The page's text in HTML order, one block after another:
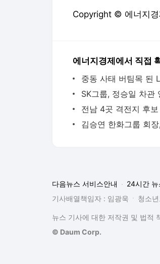
Copyright © 에너지경
에너지경제에서 직접
다음뉴스 서비스안내 24시간 뉴
기사배열책임자 : 임광욱
청소
뉴스 기사에 대한 저작권 및 법적
© Daum Corp.